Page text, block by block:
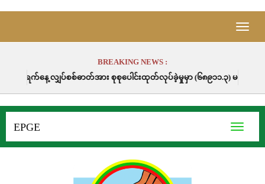
Toggle
BREAKING NEWS :
ပ်စစ်ဓာတ်အား စုစုပေါင်းထုတ်လုပ်ခဲ့မှုမှာ (၆၈၉၁၁.၃) မဂ္ဂါဝပ်နာရီဖြစ်ပါသ
Toggle
EPGE